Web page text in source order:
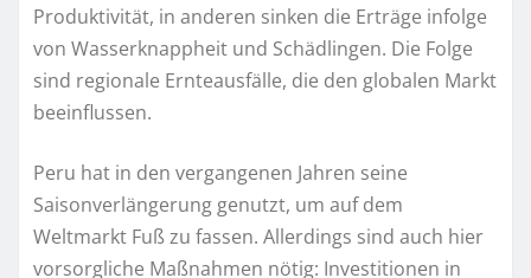
Produktivität, in anderen sinken die Erträge infolge
von Wasserknappheit und Schädlingen. Die Folge
sind regionale Ernteausfälle, die den globalen Markt
beeinflussen.
Peru hat in den vergangenen Jahren seine
Saisonverlängerung genutzt, um auf dem
Weltmarkt Fuß zu fassen. Allerdings sind auch hier
vorsorgliche Maßnahmen nötig: Investitionen in